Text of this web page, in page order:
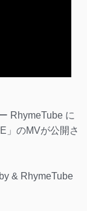
RhymeTube に
」のMVが公開さ
& RhymeTube